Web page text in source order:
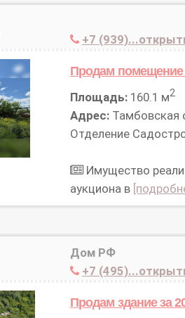
+7
Продам помещение
Площадь:160.1 м2
Адрес:Тамбовская
Отделение
Имущество
аукциона в
Дом РФ
+7
Продам зданиеза